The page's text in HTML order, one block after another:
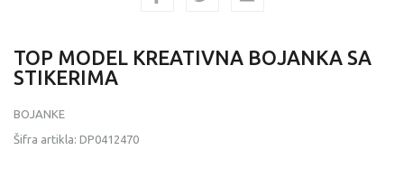
TOP MODEL KREATIVNA BOJANKA SA
STIKERIMA
BOJANKE
Šifra artikla: DP0412470